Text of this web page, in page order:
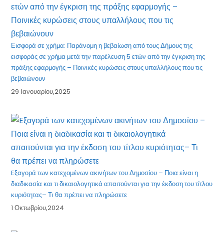
Εισφορά σε χρήμα: Παράνομη η βεβαίωση από τους Δήμους της
εισφοράς σε χρήμα μετά την παρέλευση 5 ετών από την έγκριση της
πράξης εφαρμογής – Ποινικές κυρώσεις στους υπαλλήλους που τις
βεβαιώνουν
29 Ιανουαρίου,2025
Eξαγορά των κατεχομένων ακινήτων του Δημοσίου – Ποια είναι η
διαδικασία και τι δικαιολογητικά απαιτούνται για την έκδοση του τίτλου
κυριότητας– Τι θα πρέπει να πληρώσετε
1 Οκτωβρίου,2024